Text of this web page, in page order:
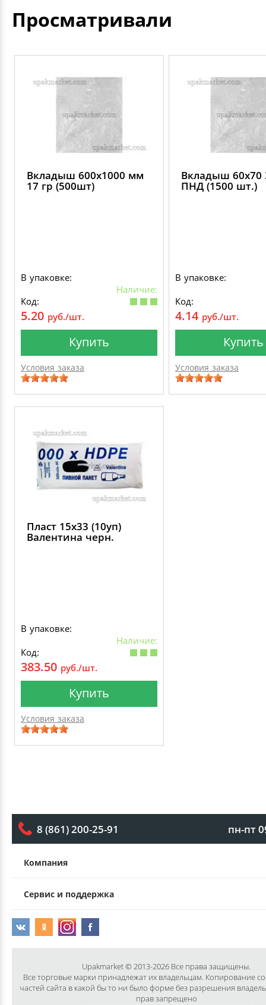
Просматривали
Вкладыш 600х1000 мм
17 гр (500шт)
В упаковке:
Наличие:
Код:
5.20 руб./шт.
Купить
Условия заказа
Вкладыш 60х70
ПНД (1500 шт.)
В упаковке:
Код:
4.14 руб./шт.
Купить
Условия заказа
Пласт 15х33 (10уп)
Валентина черн.
В упаковке:
Наличие:
Код:
383.50 руб./шт.
Купить
Условия заказа
8 (861) 200-25-91 пн-пт
Компания
Сервис и поддержка
Upakmarket © 2013-2026 Все права защищены.
Все торговые марки принадлежат их владельцам. Копирование
частей сайта в какой бы то ни было форме без разрешения
прав запрещено